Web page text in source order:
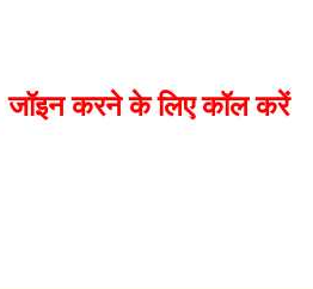
जॉइन करने के लिए कॉल करें